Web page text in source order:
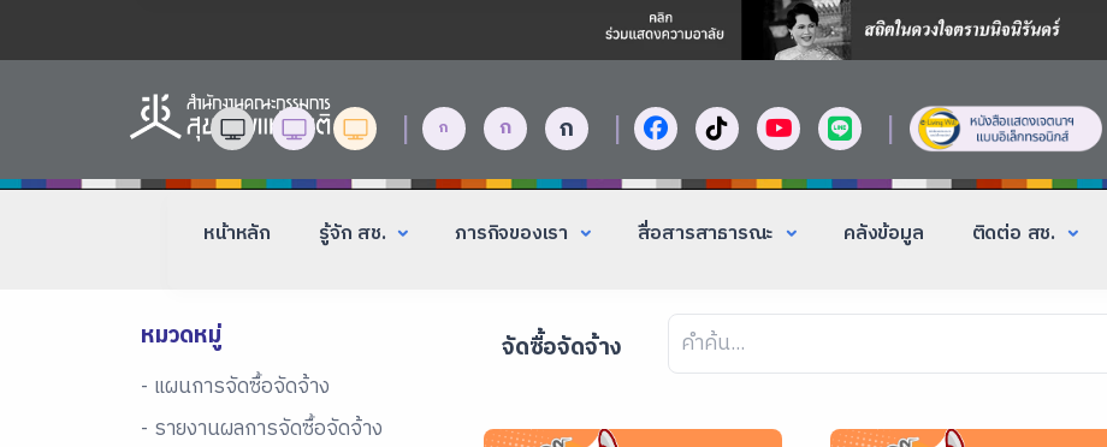
| ก ก ก | |
หน้าหลัก รู้จัก สช. ภารกิจของเรา สื่อสารสาธารณะ คลังข้อมูล ติดต่อ สช.
จัดซื้อจัดจ้าง
หมวดหมู่
- แผนการจัดซื้อจัดจ้าง
- รายงานผลการจัดซื้อจัดจ้าง